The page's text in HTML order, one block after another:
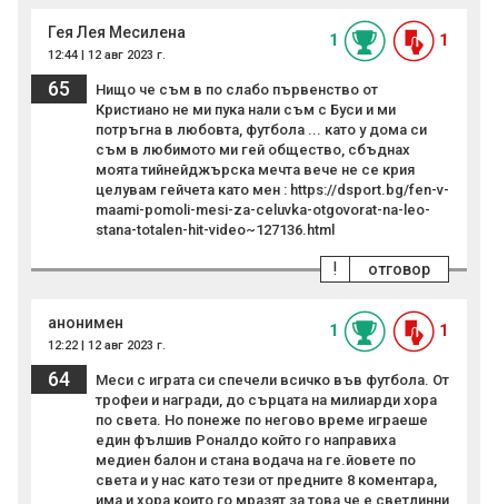
Гея Лея Месилена
12:44 | 12 авг 2023 г.
1 1
65
Нищо че съм в по слабо първенство от
Кристиано не ми пука нали съм с Буси и ми
потръгна в любовта, футбола ... като у дома си
съм в любимото ми гей общество, сбъднах
моята тийнейджърска мечта вече не се крия
целувам гейчета като мен : https://dsport.bg/fen-v-
maami-pomoli-mesi-za-celuvka-otgovorat-na-leo-
stana-totalen-hit-video~127136.html
отговор
!
анонимен
12:22 | 12 авг 2023 г.
1 1
64
Меси с играта си спечели всичко във футбола. От
трофеи и награди, до сърцата на милиарди хора
по света. Но понеже по негово време играеше
един фълшив Роналдо който го направиха
медиен балон и стана водача на ге.йовете по
света и у нас като тези от предните 8 коментара,
има и хора които го мразят за това че е светлинни